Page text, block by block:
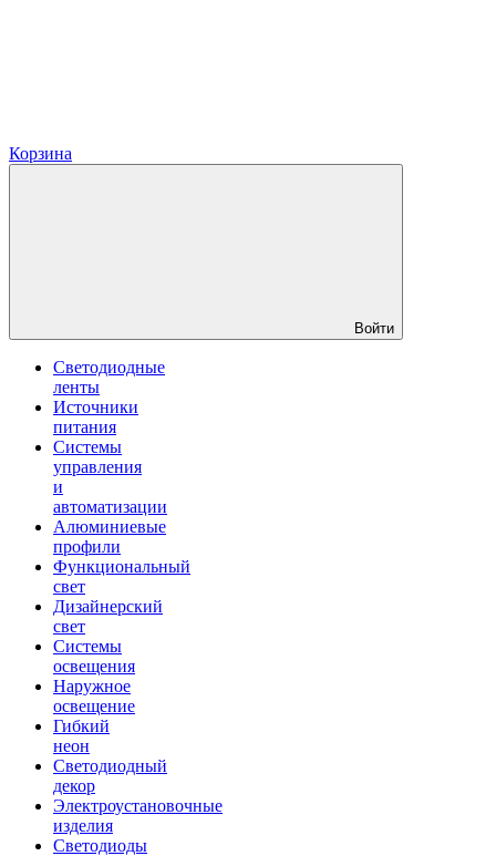
Корзина
Войти
Светодиодные
ленты
Источники
питания
Системы
управления
и
автоматизации
Алюминиевые
профили
Функциональный
свет
Дизайнерский
свет
Системы
освещения
Наружное
освещение
Гибкий
неон
Светодиодный
декор
Электроустановочные
изделия
Светодиоды